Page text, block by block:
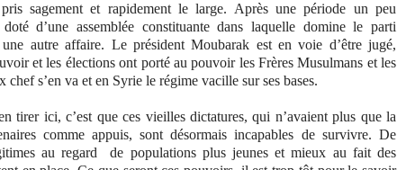
sagement et rapidement le large. Après une période un peu
d’une assemblée constituante dans laquelle domine le parti
autre affaire. Le président Moubarak est en voie d’être jugé,
et les élections ont porté au pouvoir les Frères Musulmans et les
s’en va et en Syrie le régime vacille sur ses bases.
ici, c’est que ces vieilles dictatures, qui n’avaient plus que la
comme appuis, sont désormais incapables de survivre. De
au regard
de populations plus jeunes et mieux au fait des